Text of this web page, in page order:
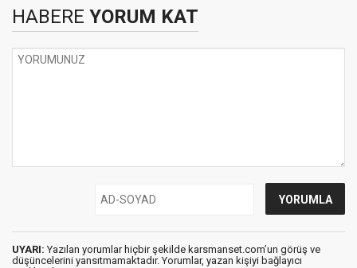
HABERE YORUM KAT
UYARI: Yazılan yorumlar hiçbir şekilde karsmanset.com’un görüş ve
düşüncelerini yansıtmamaktadır. Yorumlar, yazan kişiyi bağlayıcı